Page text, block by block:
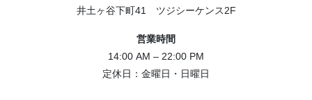
井土ヶ谷下町41 ツジシーケンス2F
営業時間
14:00 AM – 22:00 PM
定休日：金曜日・日曜日